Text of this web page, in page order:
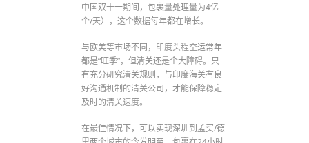
中国双十一期间，包裹量处理量为4亿
个/天），这个数据每年都在增长。
与欧美等市场不同，印度头程空运常年
都是“旺季”，但清关还是个大障碍。只
有充分研究清关规则，与印度海关有良
好沟通机制的清关公司，才能保障稳定
及时的清关速度。
在最佳情况下，可以实现深圳到孟买/德